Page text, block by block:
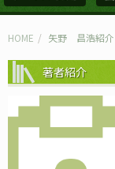
HOME 矢野 昌浩紹介
著者紹介